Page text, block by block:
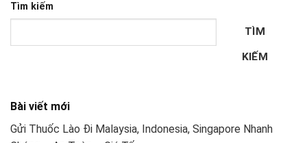
Tìm kiếm
TÌM
KIẾM
Bài viết mới
Gửi Thuốc Lào Đi Malaysia, Indonesia, Singapore Nhanh